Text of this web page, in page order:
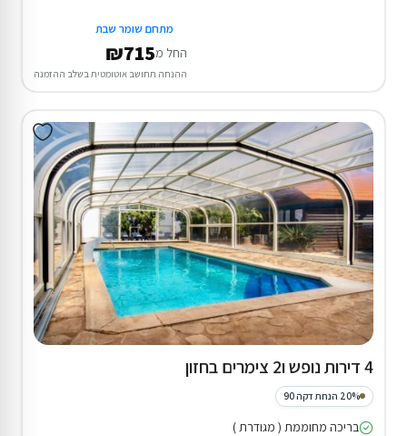
מתחם שומר שבת
החל מ₪715
ההנחה תחושב אוטומטית בשלב ההזמנה
4 דירות נופש ו2 צימרים בחזון
20% הנחת דקה 90
בריכה מחוממת ( מגודרת )